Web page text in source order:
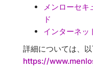
メンローセキ
ド
インターネッ
詳細については、以
https://